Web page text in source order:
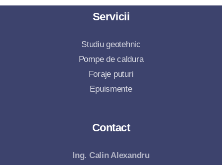
Servicii
Studiu geotehnic
Pompe de caldura
Foraje puturi
Epuismente
Contact
Ing. Calin Alexandru